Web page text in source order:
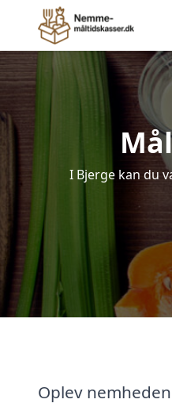
I Bjerge kan du
Oplev